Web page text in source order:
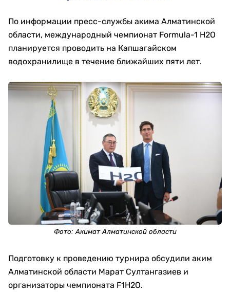
По информации пресс-службы акима Алматинской
области, международный чемпионат Formula-1 H2O
планируется проводить на Капшагайском
водохранилище в течение ближайших пяти лет.
Фото: Акимат Алматинской области
Подготовку к проведению турнира обсудили аким
Алматинской области Марат Султангазиев и
организаторы чемпионата F1H2O.